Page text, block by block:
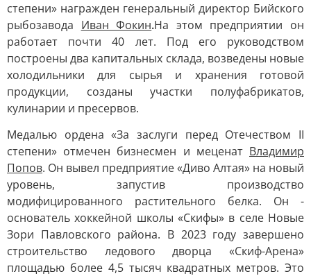
степени» награжден генеральный директор Бийского
рыбозавода Иван Фокин.На этом предприятии он
работает почти 40 лет. Под его руководством
построены два капитальных склада, возведены новые
холодильники для сырья и хранения готовой
продукции, созданы участки полуфабрикатов,
кулинарии и пресервов.
Медалью ордена «За заслуги перед Отечеством II
степени» отмечен бизнесмен и меценат Владимир
Попов. Он вывел предприятие «Диво Алтая» на новый
уровень, запустив производство
модифицированного растительного белка. Он -
основатель хоккейной школы «Скифы» в селе Новые
Зори Павловского района. В 2023 году завершено
строительство ледового дворца «Скиф-Арена»
площадью более 4,5 тысяч квадратных метров. Это